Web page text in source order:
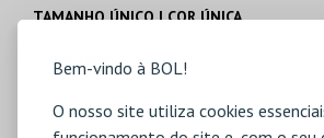
Bem-vindo à BOL!
O nosso site utiliza cookies
TAMANHO ÚNICO | COR ÚNICA
15,00€
ADICIONAR